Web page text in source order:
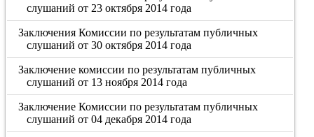
слушаний от 23 октября 2014 года
Заключения Комиссии по результатам публичных
слушаний от 30 октября 2014 года
Заключение комиссии по результатам публичных
слушаний от 13 ноября 2014 года
Заключение Комиссии по результатам публичных
слушаний от 04 декабря 2014 года